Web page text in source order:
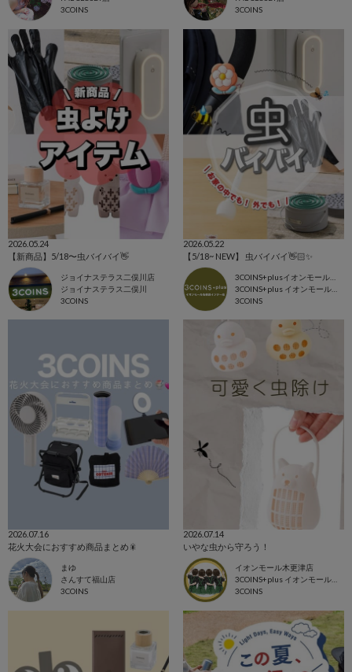
3COINS
3COINS
2026.05.24
【新商品】5/18〜虫バイバイ👋
ジョイナステラス二俣川店
ジョイナステラス二俣川
3COINS
2026.05.22
【5/18~ NEW】 虫バイバイ👋🏻✨
3COINS
2026.07.16
花火大会におすすめ商品まとめ🎇
まゆ
さんすて福山店
3COINS
2026.07.14
いやな虫から守ろう！
イオンモール木更津店
3COINS